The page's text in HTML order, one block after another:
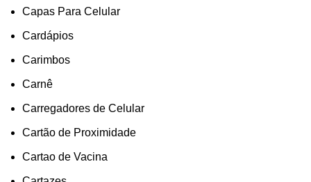
Capas Para Celular
Cardápios
Carimbos
Carnê
Carregadores de Celular
Cartão de Proximidade
Cartao de Vacina